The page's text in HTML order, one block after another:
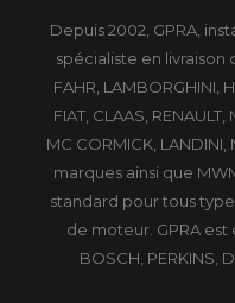
Depuis 2002, GPRA,
spécialiste en
FAHR, LAMBORGHINI,
FIAT, CLAAS,
MC CORMICK,
marques ainsi que
standard pour tous
de moteur. GPRA
BOSCH, PERKINS,